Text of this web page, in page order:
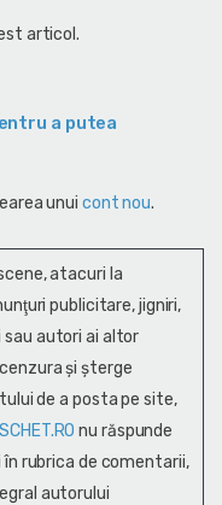
articol.
a putea
unui cont nou.
atacuri la
publicitare, jigniri,
autori ai altor
și şterge
de a posta pe site,
nu răspunde
rubrica de comentarii,
autorului